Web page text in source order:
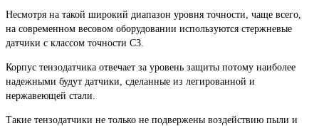
Несмотря на такой широкий диапазон уровня точности, чаще всего,
на современном весовом оборудовании используются стержневые
датчики с классом точности C3.
Корпус тензодатчика отвечает за уровень защиты потому наиболее
надежными будут датчики, сделанные из легированной и
нержавеющей стали.
Такие тензодатчики не только не подвержены воздействию пыли и